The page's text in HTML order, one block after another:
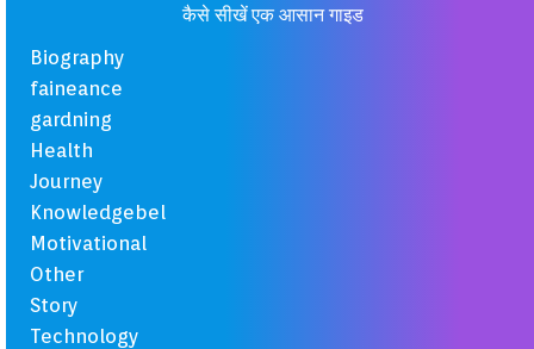
कैसे सीखें एक आसान गाइड
Biography
faineance
gardning
Health
Journey
Knowledgebel
Motivational
Other
Story
Technology